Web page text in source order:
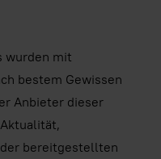
wurden mit
bestem Gewissen
Anbieter dieser
bereitgestellten